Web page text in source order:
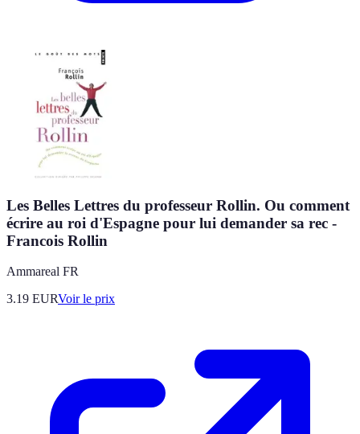
Les Belles Lettres du professeur Rollin. Ou comment
écrire au roi d'Espagne pour lui demander sa rec -
Francois Rollin
Ammareal FR
3.19 EURVoir le prix